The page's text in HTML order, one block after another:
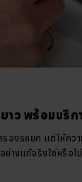
าว พร้อมบริก
องรถยก แต่ให้คว
ย่างแท้จริงใช่หรือไ